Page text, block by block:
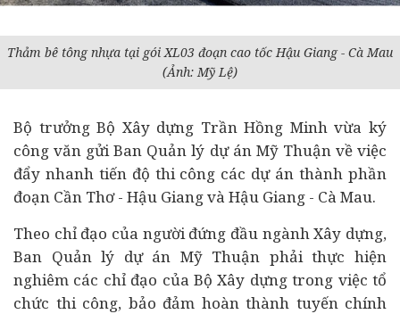
Thảm bê tông nhựa tại gói XL03 đoạn cao tốc Hậu Giang - Cà Mau
(Ảnh: Mỹ Lệ)
Bộ trưởng Bộ Xây dựng Trần Hồng Minh vừa ký
công văn gửi Ban Quản lý dự ánMỹ Thuận về việc
đẩy nhanh tiến độ thi công các dự án thành phần
đoạn Cần Thơ - Hậu Giang và Hậu Giang - Cà Mau.
Theo chỉ đạo của người đứng đầu ngành Xây dựng,
Ban Quản lý dự án Mỹ Thuận phải thực hiện
nghiêm các chỉ đạo của Bộ Xây dựng trong việc tổ
chức thi công, bảo đảm hoàn thành tuyến chính